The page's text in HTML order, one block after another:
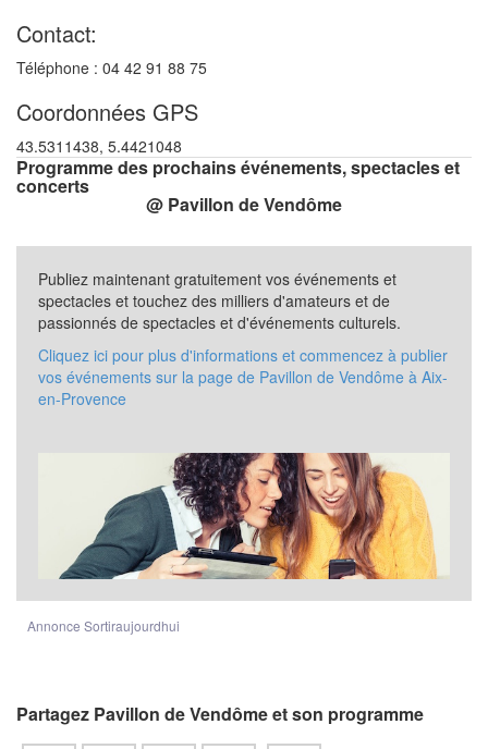
Contact:
Téléphone : 04 42 91 88 75
Coordonnées GPS
43.5311438, 5.4421048
Programme des prochains événements, spectacles et
concerts
@ Pavillon de Vendôme
Publiez maintenant gratuitement vos événements et
spectacles et touchez des milliers d'amateurs et de
passionnés de spectacles et d'événements culturels.
Cliquez ici pour plus d'informations et commencez à publier
vos événements sur la page de Pavillon de Vendôme à Aix-
en-Provence
Annonce Sortiraujourdhui
Partagez Pavillon de Vendôme et son programme